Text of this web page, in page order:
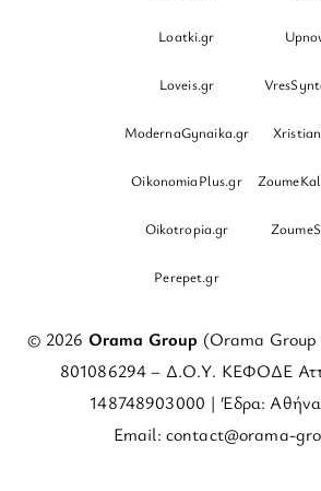
Loatki.gr
Loveis.gr
ModernaGynaika.gr
OikonomiaPlus.gr
Oikotropia.gr
Perepet.gr
© 2026 Orama Group (Orama
801086294 – Δ.Ο.Υ. ΚΕΦΟΔΕ
148748903000 | Έδρα:
Email: contact@orama-